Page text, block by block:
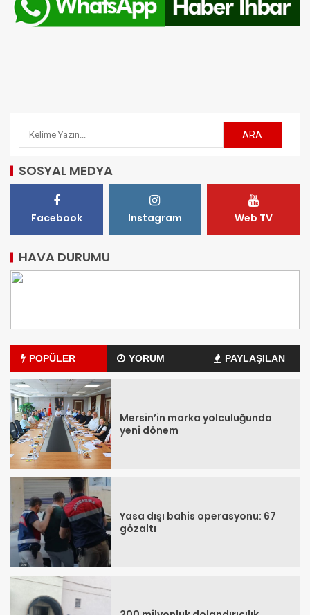
SOSYAL MEDYA
Facebook Instagram Web TV
HAVA DURUMU
POPÜLER YORUM PAYLAŞILAN
Mersin’in marka yolculuğunda
yeni dönem
Yasa dışı bahis operasyonu: 67
gözaltı